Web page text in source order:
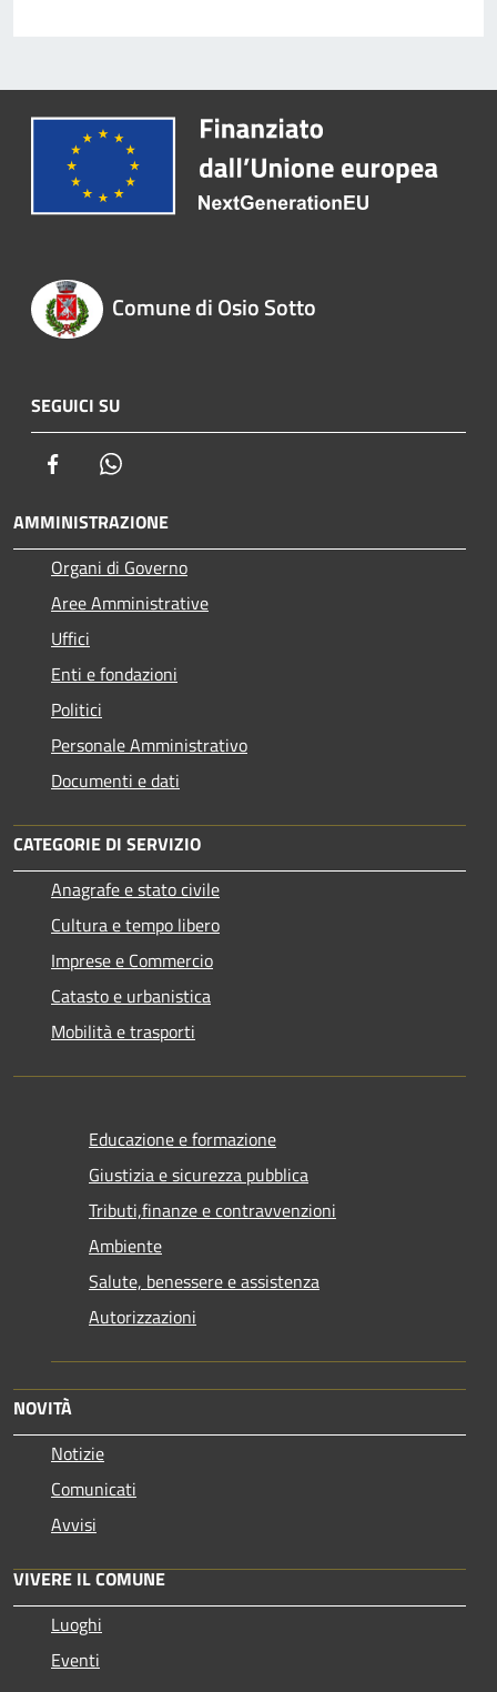
Comune di Osio Sotto
SEGUICI SU
Facebook
AMMINISTRAZIONE
Organi di Governo
Aree Amministrative
Uffici
Enti e fondazioni
Politici
Personale Amministrativo
Documenti e dati
CATEGORIE DI SERVIZIO
Anagrafe e stato civile
Cultura e tempo libero
Imprese e Commercio
Catasto e urbanistica
Mobilità e trasporti
Educazione e formazione
Giustizia e sicurezza pubblica
Tributi,finanze e contravvenzioni
Ambiente
Salute, benessere e assistenza
Autorizzazioni
NOVITÀ
Notizie
Comunicati
Avvisi
VIVERE IL COMUNE
Luoghi
Eventi